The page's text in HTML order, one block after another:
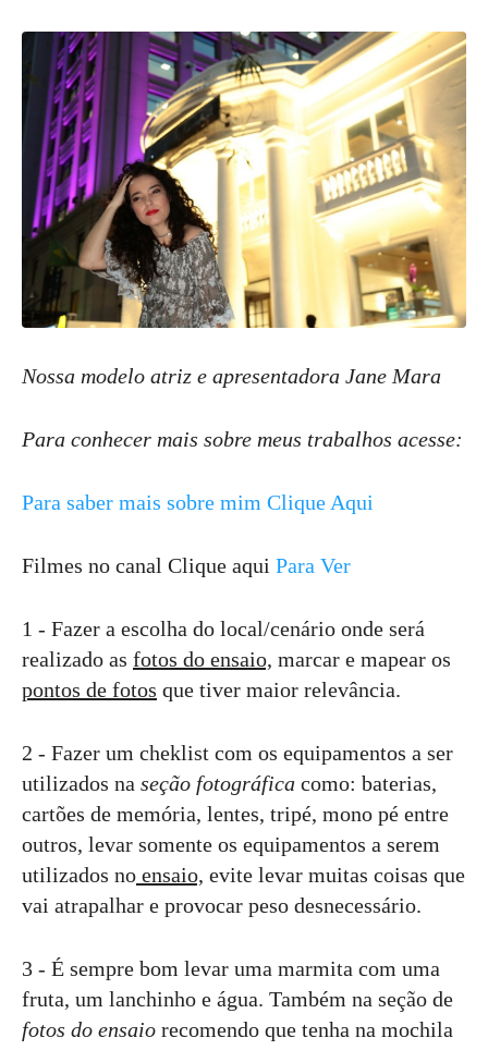
Nossa modelo atriz e apresentadora Jane Mara
Para conhecer mais sobre meus trabalhos acesse:
Para saber mais sobre mim Clique Aqui
Filmes no canal Clique aqui Para Ver
1 - Fazer a escolha do local/cenário onde será
realizado as fotos do ensaio, marcar e mapear os
pontos de fotos que tiver maior relevância.
2 - Fazer um cheklist com os equipamentos a ser
utilizados na seção fotográfica como: baterias,
cartões de memória, lentes, tripé, mono pé entre
outros, levar somente os equipamentos a serem
utilizados no ensaio, evite levar muitas coisas que
vai atrapalhar e provocar peso desnecessário.
3 - É sempre bom levar uma marmita com uma
fruta, um lanchinho e água. Também na seção de
fotos do ensaio recomendo que tenha na mochila